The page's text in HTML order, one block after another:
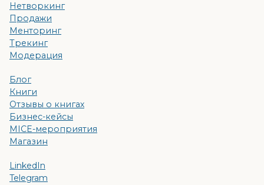
Нетворкинг
Продажи
Менторинг
Трекинг
Модерация
Блог
Книги
Отзывы о книгах
Бизнес-кейсы
MICE-мероприятия
Магазин
LinkedIn
Telegram